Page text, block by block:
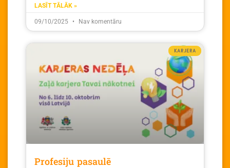
LASĪT TĀLĀK »
09/10/2025 Nav komentāru
KARJERA
Profesiju pasaulē